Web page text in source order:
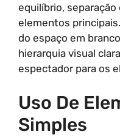
equilíbrio,
elementos
do espaço em
hierarquia visual
espectador para os
Uso De
Simples